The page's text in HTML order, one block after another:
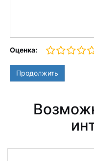
Оценка:
Продолжить